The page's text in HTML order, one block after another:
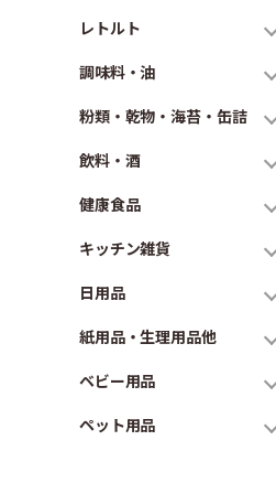
レトルト
調味料・油
粉類・乾物・海苔・缶詰
飲料・酒
健康食品
キッチン雑貨
日用品
紙用品・生理用品他
ベビー用品
ペット用品